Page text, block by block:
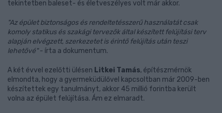
tekintetben baleset- és életveszélyes volt már akkor.
"Az épület biztonságos és rendeltetésszerű használatát csak
komoly statikus és szakági tervezők által készített felújítási terv
alapján elvégzett, szerkezetet is érintő felújítás után teszi
lehetővé"- írta a dokumentum.
A két évvel ezelőtti ülésen Litkei Tamás, építészmérnök
elmondta, hogy a gyermeküdülővel kapcsoltban már 2009-ben
készítettek egy tanulmányt, akkor 45 millió forintba került
volna az épület felújítása. Ám ez elmaradt.